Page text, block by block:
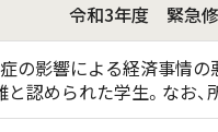
令和3年度 緊急
影響による経済事情の
認められた学生。なお、